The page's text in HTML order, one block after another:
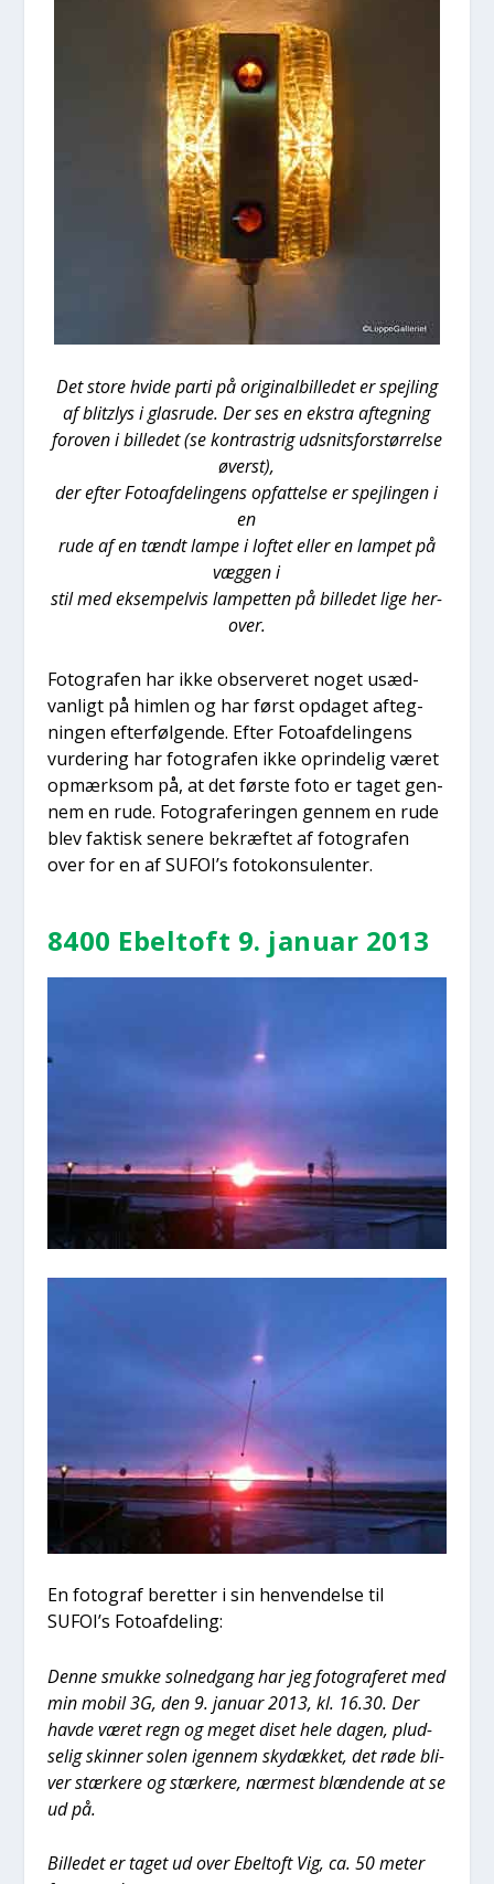
Det sto­re hvi­de par­ti på ori­gi­nal­bil­le­det er spej­ling
af blitzlys i glas­ru­de.Der ses en ekstra afteg­ning
for­oven i bil­le­det (se kon­tra­strig udsnits­for­stør­rel­se
øverst),
der efter Foto­af­de­lin­gens opfat­tel­se er spej­lin­gen i
en
rude af en tændt lam­pe i lof­tet eller en lam­pet på
væg­gen i
stil med eksem­pel­vis lam­pet­ten på bil­le­det lige her­
over.
Foto­gra­fen har ikke obser­ve­ret noget usæd­
van­ligt på him­len og har først opda­get afteg­
nin­gen efter­føl­gen­de. Efter Foto­af­de­lin­gens
vur­de­ring har foto­gra­fen ikke oprin­de­lig været
opmærk­som på, at det før­ste foto er taget gen­
nem en rude. Foto­gra­fe­rin­gen gen­nem en rude
blev fak­tisk sene­re bekræf­tet af foto­gra­fen
over for en af SUFOI’s foto­kon­su­len­ter.
8400 Ebelt­oft 9. janu­ar 2013
En foto­graf beret­ter i sin hen­ven­del­se til
SUFOI’s Foto­af­de­ling:
Den­ne smuk­ke sol­ned­gang har jeg foto­gra­fe­ret med
min mobil 3G, den 9. janu­ar 2013, kl. 16.30. Der
hav­de været regn og meget diset hele dagen, plud­
se­lig skin­ner solen igen­nem sky­dæk­ket, det røde bli­
ver stær­ke­re og stær­ke­re, nær­mest blæn­den­de at se
ud på.
Bil­le­det er taget ud over Ebelt­oft Vig, ca. 50 meter